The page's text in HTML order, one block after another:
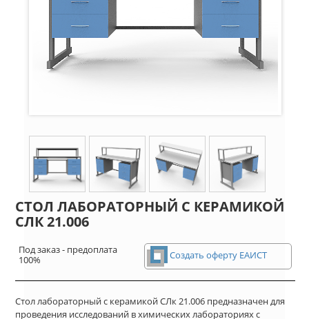
СТОЛ ЛАБОРАТОРНЫЙ С КЕРАМИКОЙ
СЛК 21.006
Под заказ - предоплата
100%
Создать оферту ЕАИСТ
Стол лабораторный с керамикой СЛк 21.006 предназначен для
проведения исследований в химических лабораториях с